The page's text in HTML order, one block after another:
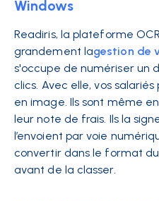
Windows
Readiris, la plateforme
grandement lagestion de
s'occupe de numériser un
clics. Avec elle, vos
en image. Ils sont même
leur note de frais. Ils la
l’envoient par voie
convertir dans le format
avant de la classer.